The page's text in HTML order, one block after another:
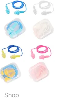
Shop